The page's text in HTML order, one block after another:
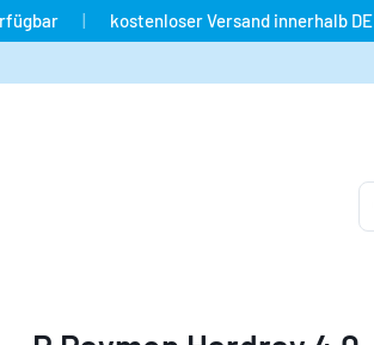
| kostenloser Versand innerhalb DE